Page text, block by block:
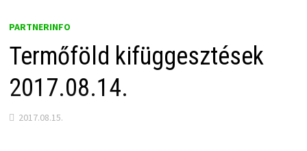
PARTNERINFO
Termőföld kifüggesztések
2017.08.14.
2017.08.15.